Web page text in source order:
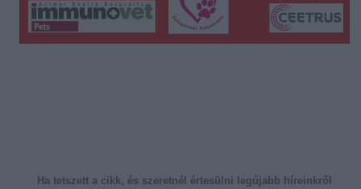
Ha tetszett a cikk, és szeretnél értesülni legújabb híreinkről